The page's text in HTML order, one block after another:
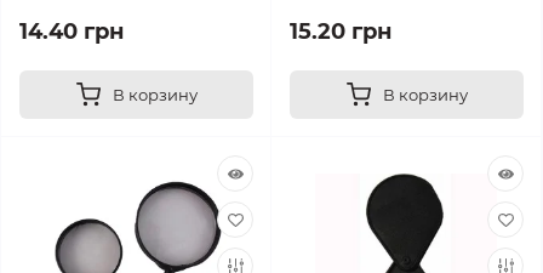
14.40 грн
В корзину
15.20 грн
В корзину